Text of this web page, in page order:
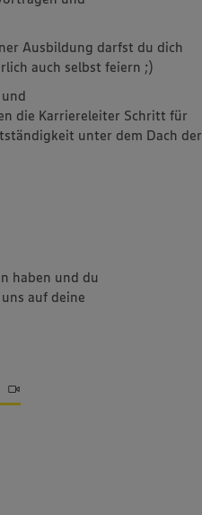
Ausbildung darfst du dich
auch selbst feiern ;)
die Karriereleiter Schritt für
unter dem Dach der
haben und du
auf deine